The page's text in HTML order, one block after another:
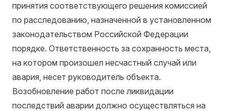
принятия соответствующего решения комиссией
по расследованию, назначенной в установленном
законодательством Российской Федерации
порядке. Ответственность за сохранность места,
на котором произошел несчастный случай или
авария, несет руководитель объекта.
Возобновление работ после ликвидации
последствий аварии должно осуществляться на